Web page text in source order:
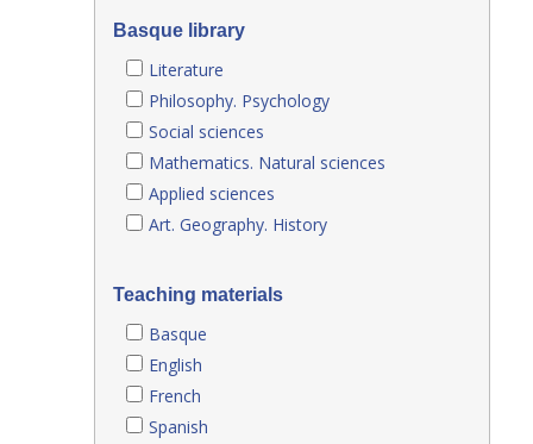
Basque library
Literature
Philosophy. Psychology
Social sciences
Mathematics. Natural sciences
Applied sciences
Art. Geography. History
Teaching materials
Basque
English
French
Spanish